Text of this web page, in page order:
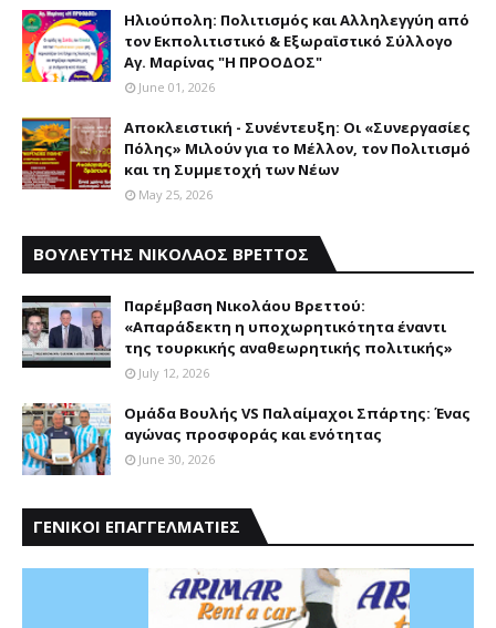
Ηλιούπολη: Πολιτισμός και Aλληλεγγύη από
τον Εκπολιτιστικό & Εξωραϊστικό Σύλλογο
Αγ. Μαρίνας "Η ΠΡΟΟΔΟΣ"
June 01, 2026
Αποκλειστική - Συνέντευξη: Οι «Συνεργασίες
Πόλης» Μιλούν για το Μέλλον, τον Πολιτισμό
και τη Συμμετοχή των Νέων
May 25, 2026
ΒΟΥΛΕΥΤΗΣ ΝΙΚΟΛΑΟΣ ΒΡΕΤΤΟΣ
Παρέμβαση Nικολάου Bρεττού:
«Aπαράδεκτη η υποχωρητικότητα έναντι
της τουρκικής αναθεωρητικής πολιτικής»
July 12, 2026
Ομάδα Βουλής VS Παλαίμαχοι Σπάρτης: Ένας
αγώνας προσφοράς και ενότητας
June 30, 2026
ΓΕΝΙΚΟΙ ΕΠΑΓΓΕΛΜΑΤΙΕΣ